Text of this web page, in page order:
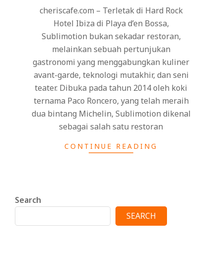
cheriscafe.com – Terletak di Hard Rock
Hotel Ibiza di Playa d’en Bossa,
Sublimotion bukan sekadar restoran,
melainkan sebuah pertunjukan
gastronomi yang menggabungkan kuliner
avant-garde, teknologi mutakhir, dan seni
teater. Dibuka pada tahun 2014 oleh koki
ternama Paco Roncero, yang telah meraih
dua bintang Michelin, Sublimotion dikenal
sebagai salah satu restoran
CONTINUE READING
Search
SEARCH